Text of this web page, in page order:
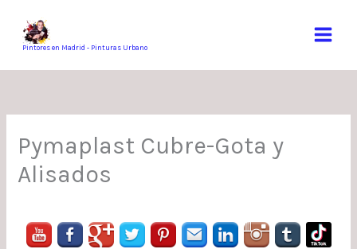
contenidoPintores en Madrid - Pinturas Urbano
Pymaplast Cubre-Gota y
Alisados